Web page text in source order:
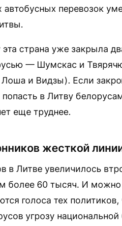
перевозок
страна уже закрыла
— Шумскас и
Лоша и Видзы). Если
в Литву
еще труднее.
жесткой
в Литве увеличилось
более 60 тысяч. И
голоса тех
угрозу